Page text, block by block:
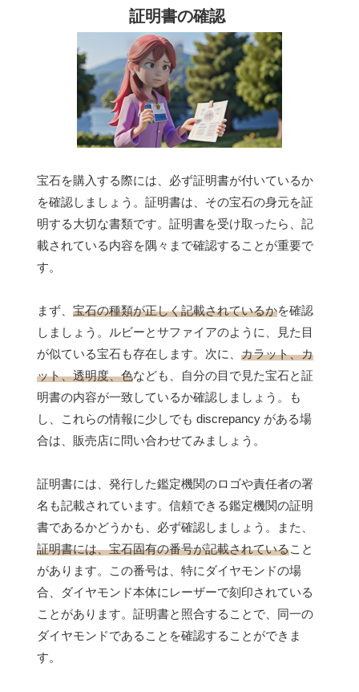
証明書の確認
宝石を購入する際には、必ず証明書が付いているか
を確認しましょう。証明書は、その宝石の身元を証
明する大切な書類です。証明書を受け取ったら、記
載されている内容を隅々まで確認することが重要で
す。
まず、 宝石の種類が正しく記載されているかを確認
しましょう。ルビーとサファイアのように、見た目
が似ている宝石も存在します。次に、 カラット、カ
ット、透明度、色なども、自分の目で見た宝石と証
明書の内容が一致しているか確認しましょう。も
し、これらの情報に少しでも discrepancy がある場
合は、販売店に問い合わせてみましょう。
証明書には、発行した鑑定機関のロゴや責任者の署
名も記載されています。信頼できる鑑定機関の証明
書であるかどうかも、必ず確認しましょう。また、
証明書には、宝石固有の番号が記載されていること
があります。この番号は、特にダイヤモンドの場
合、ダイヤモンド本体にレーザーで刻印されている
ことがあります。証明書と照合することで、同一の
ダイヤモンドであることを確認することができま
す。